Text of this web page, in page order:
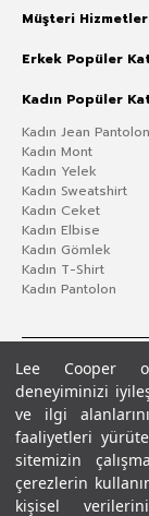
Lee Cooper
deneyiminizi
ve ilgi
faaliyetleri
sitemizin
çerezlerin
kişisel
Müşteri
Erkek Popüler
Kadın Popüler
Kadın Jean Pantolon
Kadın Mont
Kadın Yelek
Kadın Sweatshirt
Kadın Ceket
Kadın Elbise
Kadın Gömlek
Kadın T-Shirt
Kadın Pantolon
Gizlilik Politikası
©